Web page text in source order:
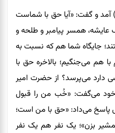
و گفت: «آیا حق با شماست
عایشه، همسر پیامبرو طلحه و
جایگاه شما هم که نسبت به
با هم می‌جنگیم؛ بالاخره حق با
دارد می‌پرسد؟ از حضرت امیر
می‌گفت: «خُب من را قبول
پاسخ می‌داد: «حق با من است؛
بزن»؛ یک نفر هم یک نفر